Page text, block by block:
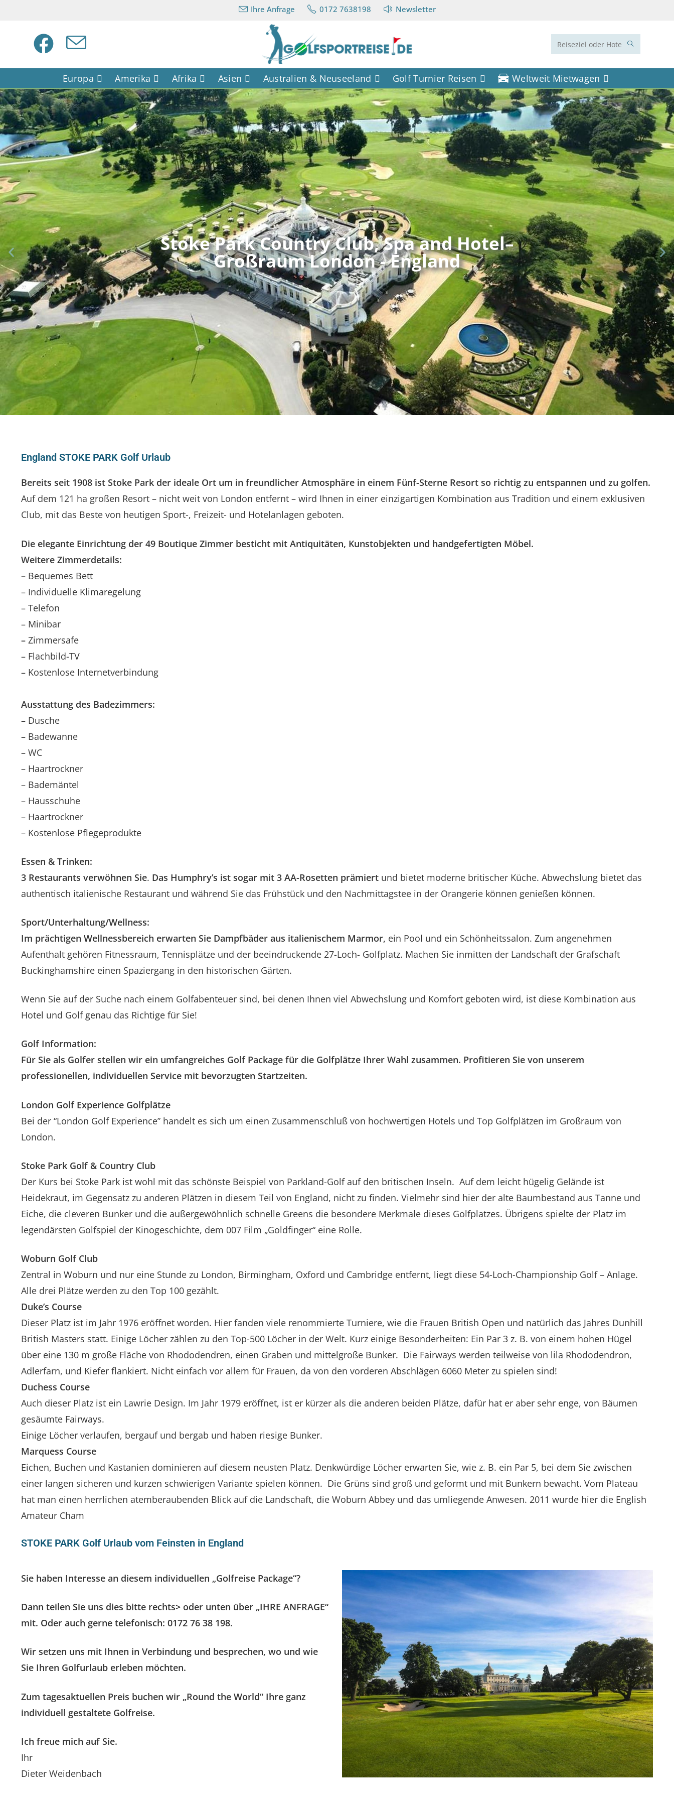
Ihre Anfrage 0172 7638198 Newsletter
Diese
durchsuchen
Europa Amerika Afrika Asien Australien & Neuseeland Golf Turnier Reisen Weltweit Mietwagen
Stoke Park Country Club, Spa and Hotel–
Großraum London - England
England STOKE PARK Golf Urlaub
Bereits seit 1908 ist Stoke Park der ideale Ort um in freundlicher Atmosphäre in einem Fünf-Sterne Resort so richtig zu entspannen und zu golfen.
Auf dem 121 ha großen Resort – nicht weit von London entfernt – wird Ihnen in einer einzigartigen Kombination aus Tradition und einem exklusiven
Club, mit das Beste von heutigen Sport-, Freizeit- und Hotelanlagen geboten.
Die elegante Einrichtung der 49 Boutique Zimmer besticht mit Antiquitäten, Kunstobjekten und handgefertigten Möbel.
Weitere Zimmerdetails:
– Bequemes Bett
– Individuelle Klimaregelung
– Telefon
– Minibar
– Zimmersafe
– Flachbild-TV
– Kostenlose Internetverbindung
Ausstattung des Badezimmers:
– Dusche
– Badewanne
– WC
– Haartrockner
– Bademäntel
– Hausschuhe
– Haartrockner
– Kostenlose Pflegeprodukte
Essen & Trinken:
3 Restaurants verwöhnen Sie. Das Humphry’s ist sogar mit 3 AA-Rosetten prämiert und bietet moderne britischer Küche. Abwechslung bietet das
authentisch italienische Restaurant und während Sie das Frühstück und den Nachmittagstee in der Orangerie können genießen können.
Sport/Unterhaltung/Wellness:
Im prächtigen Wellnessbereich erwarten Sie Dampfbäder aus italienischem Marmor, ein Pool und ein Schönheitssalon. Zum angenehmen
Aufenthalt gehören Fitnessraum, Tennisplätze und der beeindruckende 27-Loch- Golfplatz. Machen Sie inmitten der Landschaft der Grafschaft
Buckinghamshire einen Spaziergang in den historischen Gärten.
Wenn Sie auf der Suche nach einem Golfabenteuer sind, bei denen Ihnen viel Abwechslung und Komfort geboten wird, ist diese Kombination aus
Hotel und Golf genau das Richtige für Sie!
Golf Information:
Für Sie als Golfer stellen wir ein umfangreiches Golf Package für die Golfplätze Ihrer Wahl zusammen. Profitieren Sie von unserem
professionellen, individuellen Service mit bevorzugten Startzeiten.
London Golf Experience Golfplätze
Bei der “London Golf Experience” handelt es sich um einen Zusammenschluß von hochwertigen Hotels und Top Golfplätzen im Großraum von
London.
Stoke Park Golf & Country Club
Der Kurs bei Stoke Park ist wohl mit das schönste Beispiel von Parkland-Golf auf den britischen Inseln. Auf dem leicht hügelig Gelände ist
Heidekraut, im Gegensatz zu anderen Plätzen in diesem Teil von England, nicht zu finden. Vielmehr sind hier der alte Baumbestand aus Tanne und
Eiche, die cleveren Bunker und die außergewöhnlich schnelle Greens die besondere Merkmale dieses Golfplatzes. Übrigens spielte der Platz im
legendärsten Golfspiel der Kinogeschichte, dem 007 Film „Goldfinger“ eine Rolle.
Woburn Golf Club
Zentral in Woburn und nur eine Stunde zu London, Birmingham, Oxford und Cambridge entfernt, liegt diese 54-Loch-Championship Golf – Anlage.
Alle drei Plätze werden zu den Top 100 gezählt.
Duke’s Course
Dieser Platz ist im Jahr 1976 eröffnet worden. Hier fanden viele renommierte Turniere, wie die Frauen British Open und natürlich das Jahres Dunhill
British Masters statt. Einige Löcher zählen zu den Top-500 Löcher in der Welt. Kurz einige Besonderheiten: Ein Par 3 z. B. von einem hohen Hügel
über eine 130 m große Fläche von Rhododendren, einen Graben und mittelgroße Bunker. Die Fairways werden teilweise von lila Rhododendron,
Adlerfarn, und Kiefer flankiert. Nicht einfach vor allem für Frauen, da von den vorderen Abschlägen 6060 Meter zu spielen sind!
Duchess Course
Auch dieser Platz ist ein Lawrie Design. Im Jahr 1979 eröffnet, ist er kürzer als die anderen beiden Plätze, dafür hat er aber sehr enge, von Bäumen
gesäumte Fairways.
Einige Löcher verlaufen, bergauf und bergab und haben riesige Bunker.
Marquess Course
Eichen, Buchen und Kastanien dominieren auf diesem neusten Platz. Denkwürdige Löcher erwarten Sie, wie z. B. ein Par 5, bei dem Sie zwischen
einer langen sicheren und kurzen schwierigen Variante spielen können. Die Grüns sind groß und geformt und mit Bunkern bewacht. Vom Plateau
hat man einen herrlichen atemberaubenden Blick auf die Landschaft, die Woburn Abbey und das umliegende Anwesen. 2011 wurde hier die English
Amateur Cham
STOKE PARK Golf Urlaub vom Feinsten in England
Sie haben Interesse an diesem individuellen „Golfreise Package“?
Dann teilen Sie uns dies bitte rechts> oder unten über „IHRE ANFRAGE“
mit. Oder auch gerne telefonisch: 0172 76 38 198.
Wir setzen uns mit Ihnen in Verbindung und besprechen, wo und wie
Sie Ihren Golfurlaub erleben möchten.
Zum tagesaktuellen Preis buchen wir „Round the World“ Ihre ganz
individuell gestaltete Golfreise.
Ich freue mich auf Sie.
Ihr
Dieter Weidenbach